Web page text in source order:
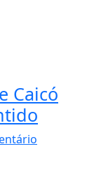
Caicó